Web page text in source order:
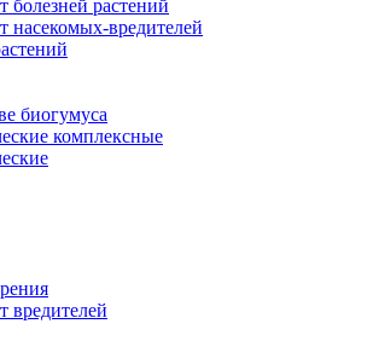
болезней растений
насекомых-вредителей
биогумуса
комплексные
вредителей